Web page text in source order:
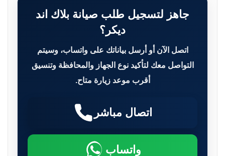
جاهز لتسجيل طلب صيانة بلاك اند
ديكر؟
اتصل الآن أو أرسل بياناتك على واتساب، وسيتم
التواصل معك لتأكيد نوع الجهاز والمحافظة وتنسيق
أقرب موعد زيارة متاح.
اتصال مباشر
واتساب